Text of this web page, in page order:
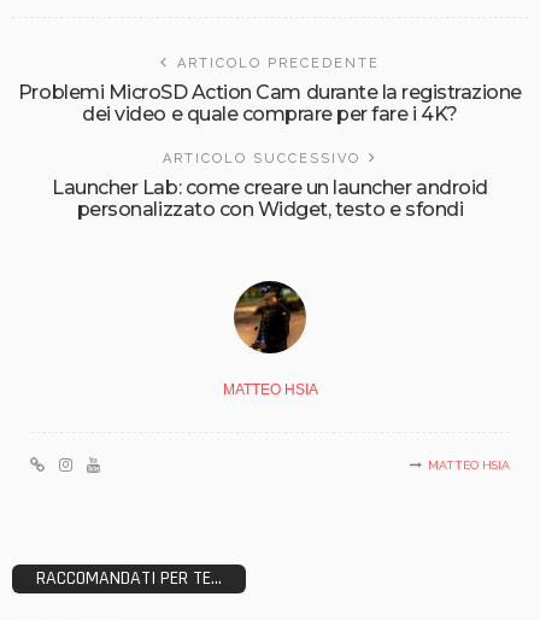
ARTICOLO PRECEDENTE
Problemi MicroSD Action Cam durante la registrazione
dei video e quale comprare per fare i 4K?
ARTICOLO SUCCESSIVO
Launcher Lab: come creare un launcher android
personalizzato con Widget, testo e sfondi
MATTEO HSIA
MATTEO HSIA
RACCOMANDATI PER TE...